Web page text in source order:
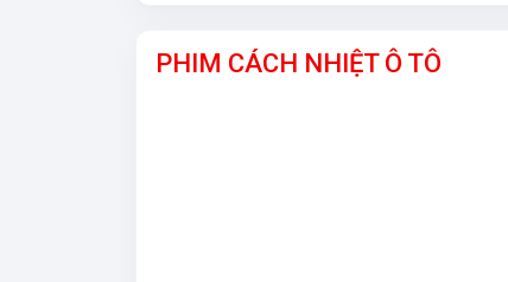
PHIM CÁCH NHIỆT Ô TÔ